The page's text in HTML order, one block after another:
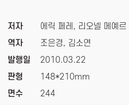
저자
역자
발행일
판형
면수
에릭 페레, 리오넬 메예르
조은경, 김소연
2010.03.22
148*210mm
244